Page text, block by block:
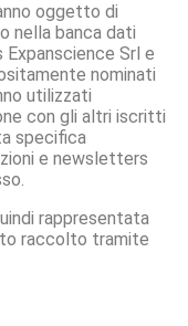
oggetto di
nella banca dati
Srl e
nominati
utilizzati
con gli altri iscritti
specifica
e newsletters
rappresentata
raccolto tramite